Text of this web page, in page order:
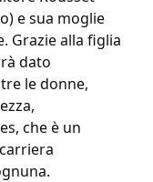
e sua moglie
Grazie alla figlia
dato
le donne,
che è un